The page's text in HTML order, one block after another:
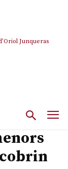
Junqueras
atac frontal al retorn